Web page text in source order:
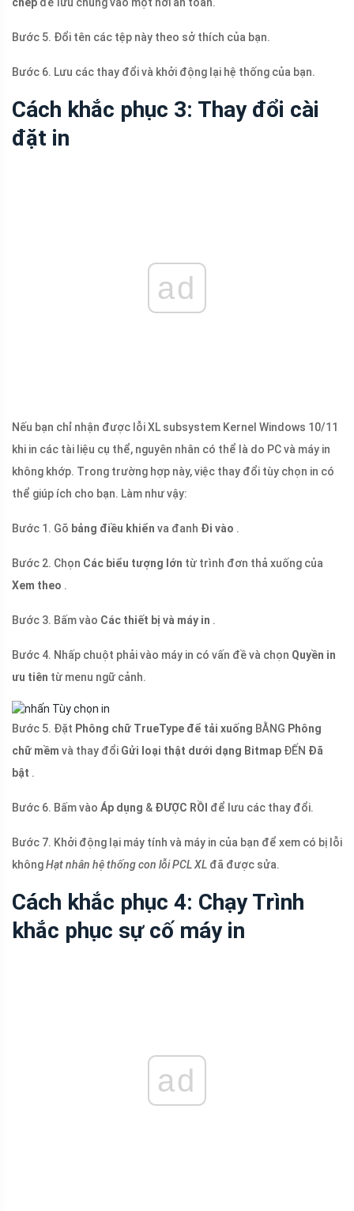
chép để lưu chúng vào một nơi an toàn.
Bước 5. Đổi tên các tệp này theo sở thích của bạn.
Bước 6. Lưu các thay đổi và khởi động lại hệ thống của bạn.
Cách khắc phục 3: Thay đổi cài
đặt in
ad
Nếu bạn chỉ nhận được lỗi XL subsystem Kernel Windows 10/11
khi in các tài liệu cụ thể, nguyên nhân có thể là do PC và máy in
không khớp. Trong trường hợp này, việc thay đổi tùy chọn in có
thể giúp ích cho bạn. Làm như vậy:
Bước 1. Gõ bảng điều khiển va đanh Đi vào .
Bước 2. Chọn Các biểu tượng lớn từ trình đơn thả xuống của
Xem theo .
Bước 3. Bấm vào Các thiết bị và máy in .
Bước 4. Nhấp chuột phải vào máy in có vấn đề và chọn Quyền in
ưu tiên từ menu ngữ cảnh.
Bước 5. Đặt Phông chữ TrueType để tải xuống BẰNG Phông
chữ mềm và thay đổi Gửi loại thật dưới dạng Bitmap ĐẾN Đã
bật .
Bước 6. Bấm vào Áp dụng & ĐƯỢC RỒI để lưu các thay đổi.
Bước 7. Khởi động lại máy tính và máy in của bạn để xem có bị lỗi
khôngHạt nhân hệ thống con lỗi PCL XL đã được sửa.
Cách khắc phục 4: Chạy Trình
khắc phục sự cố máy in
ad